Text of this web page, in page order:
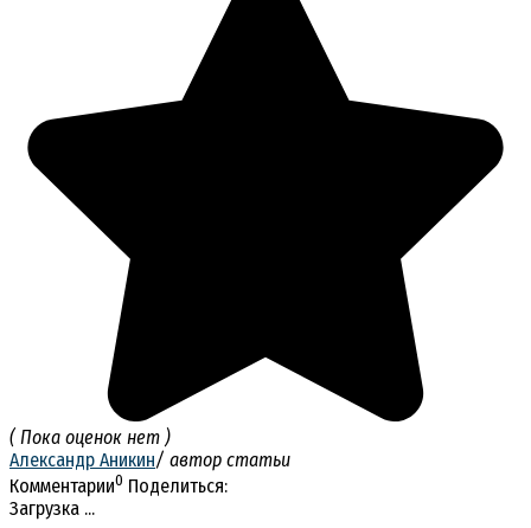
( Пока оценок нет )
Александр Аникин/ автор статьи
Комментарии0 Поделиться:
Загрузка ...